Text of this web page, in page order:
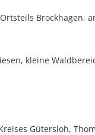
Brockhagen,
kleine
Gütersloh,